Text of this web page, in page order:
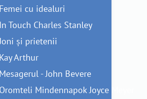
cu idealuri
Touch Charles Stanley
și prietenii
Arthur
- John Bevere
Mindennapok Joyce Meyer